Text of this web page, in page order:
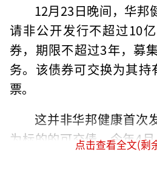
12月23日晚间，华邦
请非公开发行不超过10
券，期限不超过3年，募
务。该债券可交换为其持
票。
这并非华邦健康首次
为标的的可交债。今年4
点击查看全文(剩